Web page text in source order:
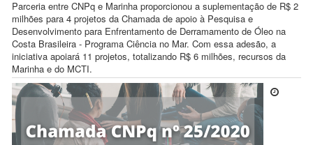
Parceria entre CNPq e Marinha proporcionou a suplementação de R$ 2
milhões para 4 projetos da Chamada de apoio à Pesquisa e
Desenvolvimento para Enfrentamento de Derramamento de Óleo na
Costa Brasileira - Programa Ciência no Mar. Com essa adesão, a
iniciativa apoiará 11 projetos, totalizando R$ 6 milhões, recursos da
Marinha e do MCTI.